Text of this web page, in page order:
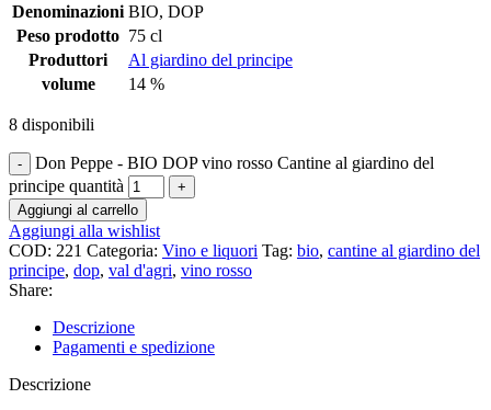
Denominazioni BIO, DOP
Peso prodotto 75 cl
Produttori
Al giardino del principe
volume
14 %
8 disponibili
Don Peppe - BIO DOP vino rosso Cantine al giardino del
principe quantità
Aggiungi al carrello
Aggiungi alla wishlist
COD: 221 Categoria: Vino e liquori Tag: bio, cantine al giardino del
principe, dop, val d'agri, vino rosso
Share:
Descrizione
Pagamenti e spedizione
Descrizione